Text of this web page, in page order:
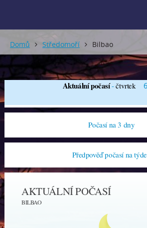
Domů Středomoří Bilbao
Aktuální počasí-čtvrtek
Počasí na 3 dny
Předpověď počasí na
AKTUÁLNÍ POČASÍ
BILBAO